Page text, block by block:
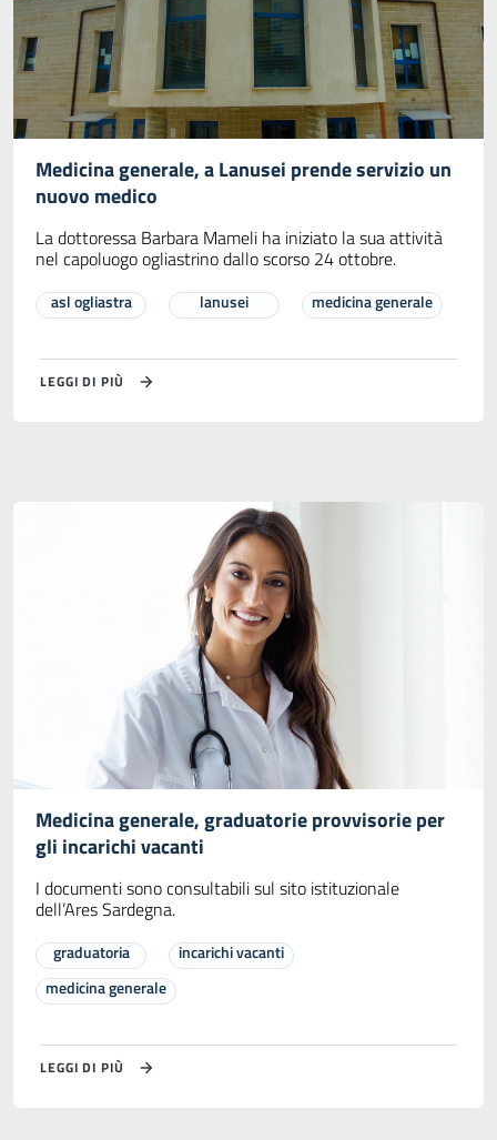
Medicina generale, a Lanusei prende servizio un
nuovo medico
La dottoressa Barbara Mameli ha iniziato la sua attività
nel capoluogo ogliastrino dallo scorso 24 ottobre.
asl ogliastra lanusei medicina generale
LEGGI DI PIÙ
Medicina generale, graduatorie provvisorie per
gli incarichi vacanti
I documenti sono consultabili sul sito istituzionale
dell’Ares Sardegna.
graduatoria
incarichi vacanti
medicina generale
LEGGI DI PIÙ